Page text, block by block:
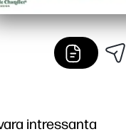
intressanta